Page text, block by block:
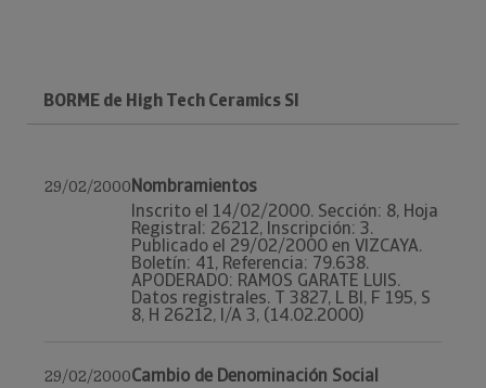
BORME de High Tech Ceramics Sl
29/02/2000Nombramientos
Inscrito el 14/02/2000. Sección: 8, Hoja
Registral: 26212, Inscripción: 3.
Publicado el 29/02/2000 en VIZCAYA.
Boletín: 41, Referencia: 79.638.
APODERADO: RAMOS GARATE LUIS.
Datos registrales. T 3827, L BI, F 195, S
8, H 26212, I/A 3, (14.02.2000)
29/02/2000Cambio de Denominación Social